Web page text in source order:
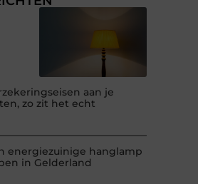
aan je
zo zit het echt
energiezuinige hanglamp
in Gelderland